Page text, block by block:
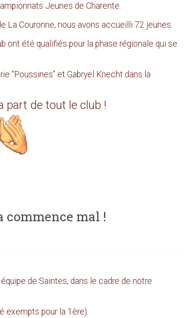
Jeunes de Charente.
La Couronne, nous avons accueilli 72 jeunes.
ont été qualifiés pour la phase régionale qui se
“Poussines” et Gabryel Knecht dans la
part de tout le club !
commence mal !
de Saintes, dans le cadre de notre
exempts pour la 1ère).